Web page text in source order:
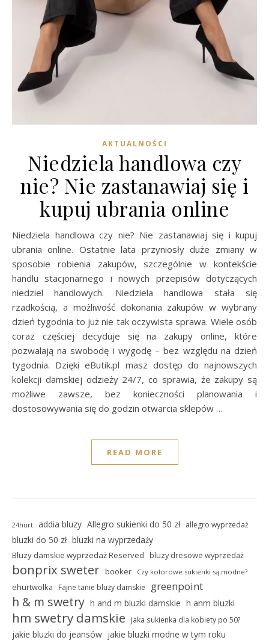
AKTUALNOŚCI
Niedziela handlowa czy
nie? Nie zastanawiaj się i
kupuj ubrania online
Niedziela handlowa czy nie? Nie zastanawiaj się i kupuj
ubrania online. Ostatnie lata przyniosły duże zmiany w
sposobie robienia zakupów, szczególnie w kontekście
handlu stacjonarnego i nowych przepisów dotyczących
niedziel handlowych. Niedziela handlowa stała się
rzadkością, a możliwość dokonania zakupów w wybrany
dzień tygodnia to już nie tak oczywista sprawa. Wiele osób
coraz częściej decyduje się na zakupy online, które
pozwalają na swobodę i wygodę – bez względu na dzień
tygodnia. Dzięki eButik.pl masz dostęp do najnowszych
kolekcji damskiej odzieży 24/7, co sprawia, że zakupy są
możliwe zawsze, bez konieczności planowania i
dostosowywania się do godzin otwarcia sklepów …
READ MORE
24hurt addia bluzy Allegro sukienki do 50 zł allegro wyprzedaż
bluzki do 50 zł bluzki na wyprzedaży
Bluzy damskie wyprzedaż Reserved bluzy dresowe wyprzedaż
bonprix sweter booker Czy kolorowe sukienki są modne?
ehurtwolka Fajne tanie bluzy damskie greenpoint
h & m swetry h and m bluzki damskie h anm bluzki
hm swetry damskie Jaka sukienka dla kobiety po 50?
jakie bluzki do jeansów jakie bluzki modne w tym roku